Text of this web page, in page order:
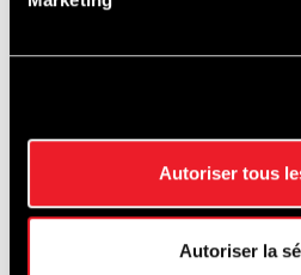
Autoriser tous
Autoriser la